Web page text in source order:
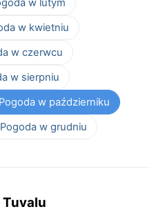
w lutym
w kwietniu
w czerwcu
w sierpniu
Pogoda w październiku
Pogoda w grudniu